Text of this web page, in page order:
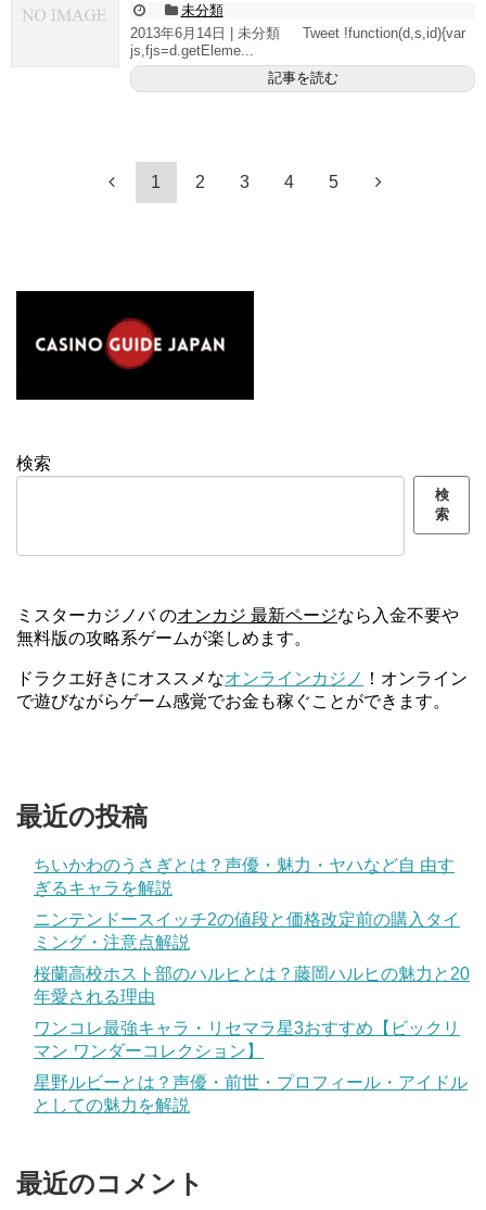
未分類
2013年6月14日 | 未分類 Tweet !function(d,s,id){var
js,fjs=d.getEleme...
記事を読む
1 2 3 4 5
検索
検
索
ミスターカジノバ のオンカジ 最新ページなら入金不要や
無料版の攻略系ゲームが楽しめます。
ドラクエ好きにオススメなオンラインカジノ ！オンライン
で遊びながらゲーム感覚でお金も稼ぐことができます。
最近の投稿
ちいかわのうさぎとは？声優・魅力・ヤハなど自 由す
ぎるキャラを解説
ニンテンドースイッチ2の値段と価格改定前の購入タイ
ミング・注意点解説
桜蘭高校ホスト部のハルヒとは？藤岡ハルヒの魅力と20
年愛される理由
ワンコレ最強キャラ・リセマラ星3おすすめ【ビックリ
マン ワンダーコレクション】
星野ルビーとは？声優・前世・プロフィール・アイドル
としての魅力を解説
最近のコメント